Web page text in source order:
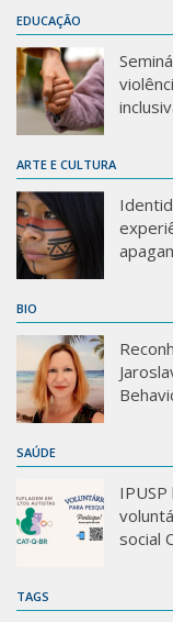
EDUCAÇÃO
ARTE E CULTURA
BIO
SAÚDE
social
TAGS